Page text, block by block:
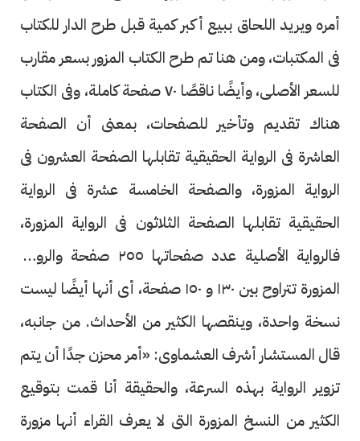
أمره ويريد اللحاق ببيع أكبر كمية قبل طرح الدار للكتاب
فى المكتبات، ومن هنا تم طرح الكتاب المزور بسعر مقارب
للسعر الأصلى، وأيضًا ناقصًا ٧٠ صفحة كاملة، وفى الكتاب
هناك تقديم وتأخير للصفحات، بمعنى أن الصفحة
العاشرة فى الرواية الحقيقية تقابلها الصفحة العشرون فى
الرواية المزورة، والصفحة الخامسة عشرة فى الرواية
الحقيقية تقابلها الصفحة الثلاثون فى الرواية المزورة،
فالرواية الأصلية عدد صفحاتها ٢٥٥ صفحة والرواية
المزورة تتراوح بين ١٣٠ و ١٥٠ صفحة، أى أنها أيضًا ليست
نسخة واحدة، وينقصها الكثير من الأحداث. من جانبه،
قال المستشار أشرف العشماوى: «أمر محزن جدًا أن يتم
تزوير الرواية بهذه السرعة، والحقيقة أنا قمت بتوقيع
الكثير من النسخ المزورة التى لا يعرف القراء أنها مزورة